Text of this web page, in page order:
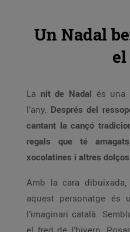
Un Nadal
La nit de Nadal és una
l’any. Després del
cantant la cançó
regals que té
xocolatines i altres
Amb la cara
aquest personatge és
l’imaginari català.
el fred de l’hivern.